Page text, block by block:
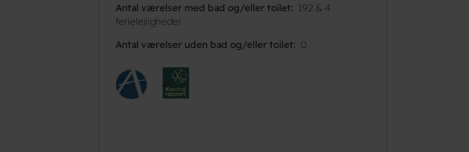
Antal værelser med bad og/eller toilet
192 & 4
ferielejligheder
Antal værelser uden bad og/eller toilet
0